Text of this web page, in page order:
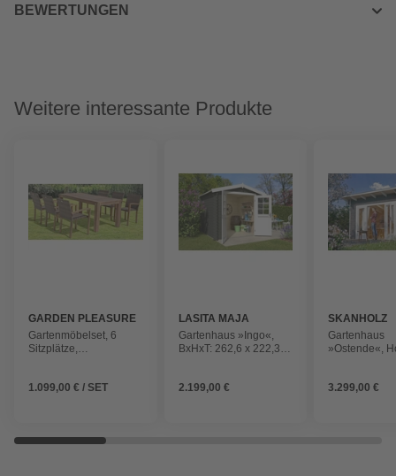
BEWERTUNGEN
Weitere interessante Produkte
GARDEN PLEASURE
Gartenmöbelset, 6
Sitzplätze,
1.099,00 € / SET
LASITA MAJA
Gartenhaus »Ingo«,
BxHxT: 262,6 x 222,3 x
grüngrau
2.199,00 €
SKANHOLZ
Gartenhaus
»Ostende«,
inkl.
3.299,00 €